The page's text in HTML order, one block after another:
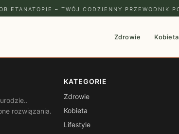
– TWÓJ CODZIENNY PRZEWODNIK
Zdrowie Kobieta
rozwiązania.
KATEGORIE
Zdrowie
Kobieta
Lifestyle